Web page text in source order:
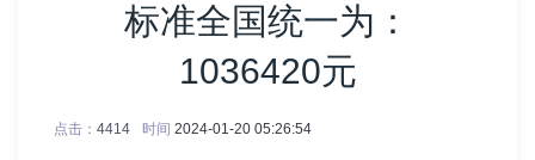
标准全国统一为：
1036420元
点击： 4414 时间 2024-01-20 05:26:54